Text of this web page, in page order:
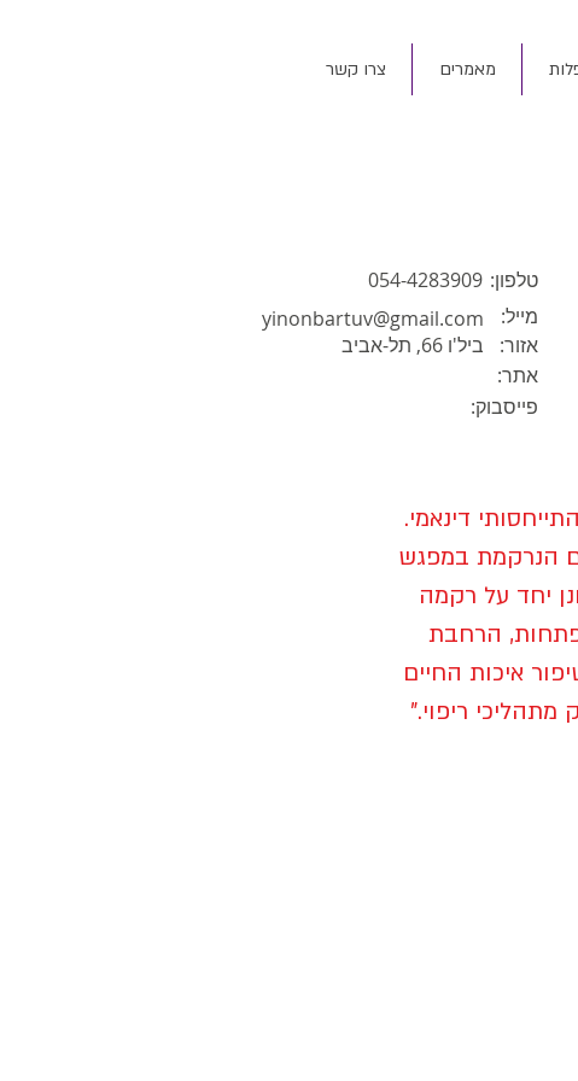
מאמרים צרו קשר
טלפון: 054-4283909
מייל:
yinonbartuv@gmail.com
אזור:
ביל'ו 66, תל-אביב
אתר:
פייסבוק:
דינאמי.
הנרקמת במפגש
יחד על רקמה
הרחבת
איכות החיים
ריפוי."